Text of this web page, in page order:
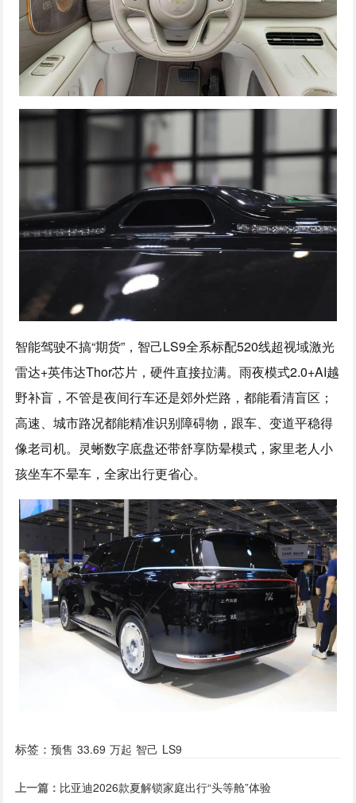
智能驾驶不搞“期货”，智己LS9全系标配520线超视域激光
雷达+英伟达Thor芯片，硬件直接拉满。雨夜模式2.0+AI越
野补盲，不管是夜间行车还是郊外烂路，都能看清盲区；
高速、城市路况都能精准识别障碍物，跟车、变道平稳得
像老司机。灵蜥数字底盘还带舒享防晕模式，家里老人小
孩坐车不晕车，全家出行更省心。
标签：预售 33.69 万起 智己 LS9
上一篇： 比亚迪2026款夏解锁家庭出行“头等舱”体验